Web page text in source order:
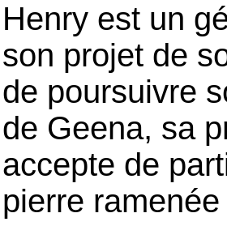
Henry est un
son projet de
de poursuivre
de Geena, sa
accepte de
pierre